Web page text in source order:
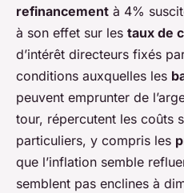
refinancement à 4%
à son effet sur les taux de
d’intérêt directeurs fixés
conditions auxquelles les
peuvent emprunter de
tour, répercutent les coûts
particuliers, y compris les
que l’inflation semble
semblent pas enclines à